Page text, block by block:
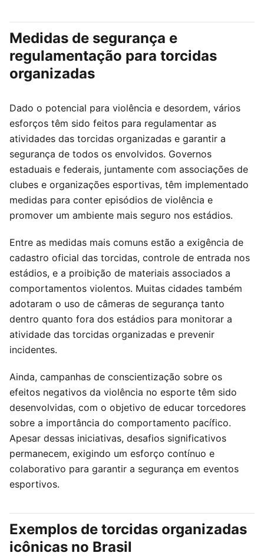
Medidas de segurança e
regulamentação para torcidas
organizadas
Dado o potencial para violência e desordem, vários
esforços têm sido feitos para regulamentar as
atividades das torcidas organizadas e garantir a
segurança de todos os envolvidos. Governos
estaduais e federais, juntamente com associações de
clubes e organizações esportivas, têm implementado
medidas para conter episódios de violência e
promover um ambiente mais seguro nos estádios.
Entre as medidas mais comuns estão a exigência de
cadastro oficial das torcidas, controle de entrada nos
estádios, e a proibição de materiais associados a
comportamentos violentos. Muitas cidades também
adotaram o uso de câmeras de segurança tanto
dentro quanto fora dos estádios para monitorar a
atividade das torcidas organizadas e prevenir
incidentes.
Ainda, campanhas de conscientização sobre os
efeitos negativos da violência no esporte têm sido
desenvolvidas, com o objetivo de educar torcedores
sobre a importância do comportamento pacífico.
Apesar dessas iniciativas, desafios significativos
permanecem, exigindo um esforço contínuo e
colaborativo para garantir a segurança em eventos
esportivos.
Exemplos de torcidas organizadas
icônicas no Brasil